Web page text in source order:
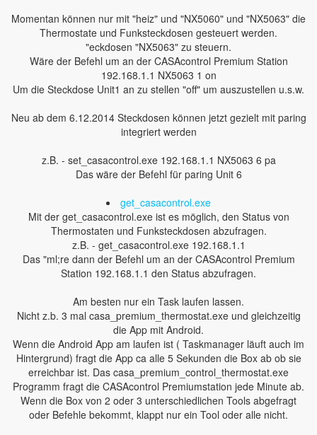
Momentan können nur mit "heiz" und "NX5060" und "NX5063" die
Thermostate und Funksteckdosen gesteuert werden.
"eckdosen "NX5063" zu steuern.
Wäre der Befehl um an der CASAcontrol Premium Station
192.168.1.1 NX5063 1 on
Um die Steckdose Unit1 an zu stellen "off" um auszustellen u.s.w.
Neu ab dem 6.12.2014 Steckdosen können jetzt gezielt mit paring
integriert werden
z.B. - set_casacontrol.exe 192.168.1.1 NX5063 6 pa
Das wäre der Befehl für paring Unit 6
get_casacontrol.exe
Mit der get_casacontrol.exe ist es möglich, den Status von
Thermostaten und Funksteckdosen abzufragen.
z.B. - get_casacontrol.exe 192.168.1.1
Das "ml;re dann der Befehl um an der CASAcontrol Premium
Station 192.168.1.1 den Status abzufragen.
Am besten nur ein Task laufen lassen.
Nicht z.b. 3 mal casa_premium_thermostat.exe und gleichzeitig
die App mit Android.
Wenn die Android App am laufen ist ( Taskmanager läuft auch im
Hintergrund) fragt die App ca alle 5 Sekunden die Box ab ob sie
erreichbar ist. Das casa_premium_control_thermostat.exe
Programm fragt die CASAcontrol Premiumstation jede Minute ab.
Wenn die Box von 2 oder 3 unterschiedlichen Tools abgefragt
oder Befehle bekommt, klappt nur ein Tool oder alle nicht.